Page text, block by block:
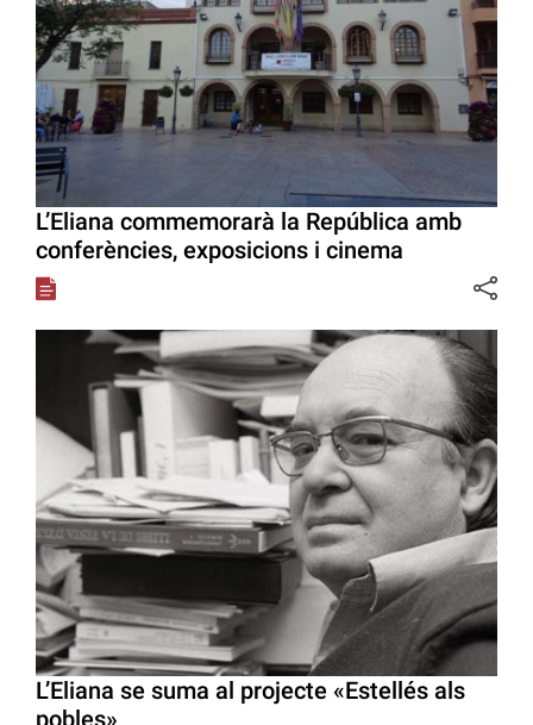
L’Eliana commemorarà la República amb
conferències, exposicions i cinema
L’Eliana se suma al projecte «Estellés als